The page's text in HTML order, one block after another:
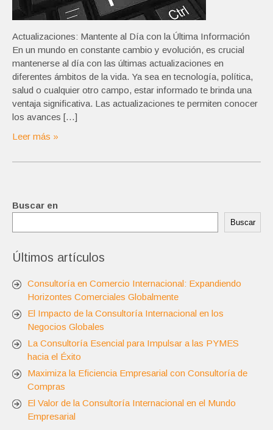
Actualizaciones: Mantente al Día con la Última Información
En un mundo en constante cambio y evolución, es crucial
mantenerse al día con las últimas actualizaciones en
diferentes ámbitos de la vida. Ya sea en tecnología, política,
salud o cualquier otro campo, estar informado te brinda una
ventaja significativa. Las actualizaciones te permiten conocer
los avances […]
Leer más »
Buscar en
Buscar
Últimos artículos
Consultoría en Comercio Internacional: Expandiendo
Horizontes Comerciales Globalmente
El Impacto de la Consultoría Internacional en los
Negocios Globales
La Consultoría Esencial para Impulsar a las PYMES
hacia el Éxito
Maximiza la Eficiencia Empresarial con Consultoría de
Compras
El Valor de la Consultoría Internacional en el Mundo
Empresarial